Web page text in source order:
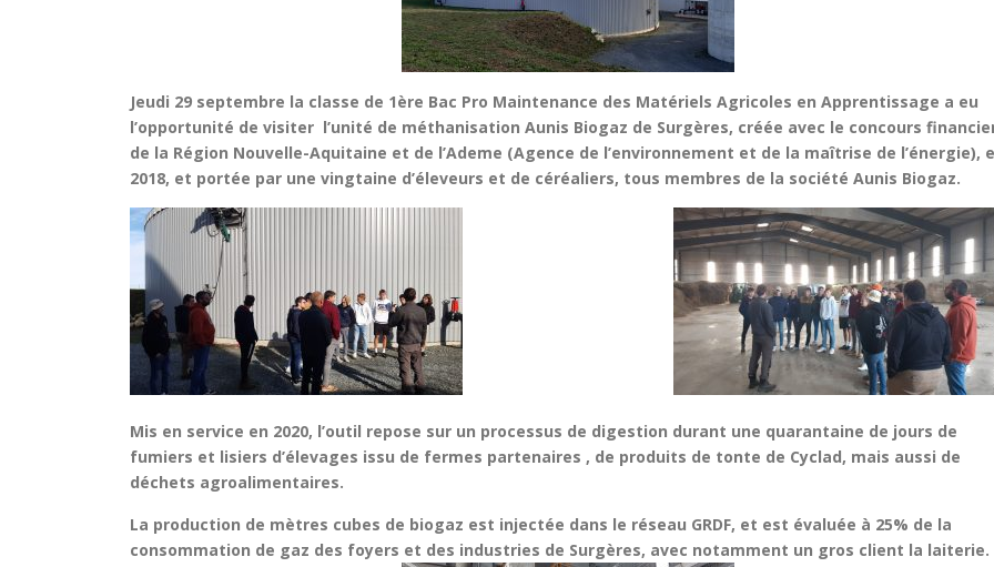
Jeudi 29 septembre la classe de 1ère Bac Pro Maintenance des Matériels Agricoles en Apprentissage a eu
l’opportunité de visiter l’unité de méthanisation Aunis Biogaz de Surgères, créée avec le concours
de la Région Nouvelle-Aquitaine et de l’Ademe (Agence de l’environnement et de la maîtrise de l’énergie),
2018, et portée par une vingtaine d’éleveurs et de céréaliers, tous membres de la société Aunis Biogaz.
Mis en service en 2020, l’outil repose sur un processus de digestion durant une quarantaine de jours de
fumiers et lisiers d’élevages issu de fermes partenaires , de produits de tonte de Cyclad, mais aussi de
déchets agroalimentaires.
La production de mètres cubes de biogaz est injectée dans le réseau GRDF, et est évaluée à 25% de la
consommation de gaz des foyers et des industries de Surgères, avec notamment un gros client la laiterie.